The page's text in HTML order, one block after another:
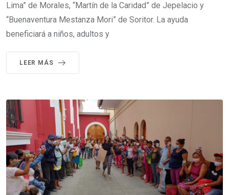
Lima” de Morales, “Martín de la Caridad” de Jepelacio y
“Buenaventura Mestanza Mori” de Soritor. La ayuda
beneficiará a niños, adultos y
LEER MÁS